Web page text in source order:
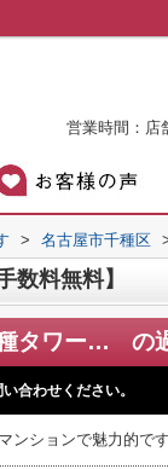
営業時間：店
> 名古屋市千種区
数料無料】
グランスイート千種タワー【仲介手数料無料】 の
合わせください。
ンションで魅力的で